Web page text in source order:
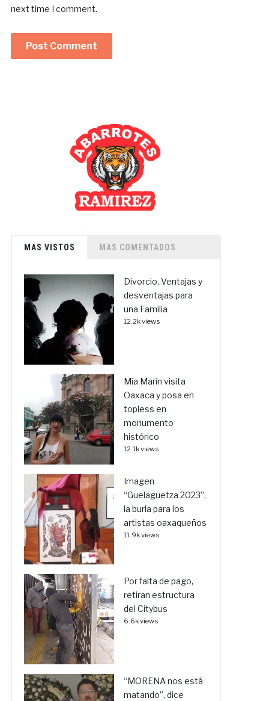
next time I comment.
MAS VISTOS MAS COMENTADOS
Divorcio. Ventajas y
desventajas para
una Familia
12.2k views
Mía Marín visita
Oaxaca y posa en
topless en
monumento
histórico
12.1k views
Imagen
“Guelaguetza 2023”,
la burla para los
artistas oaxaqueños
11.9k views
Por falta de pago,
retiran estructura
del Citybus
6.6k views
“MORENA nos está
matando”, dice